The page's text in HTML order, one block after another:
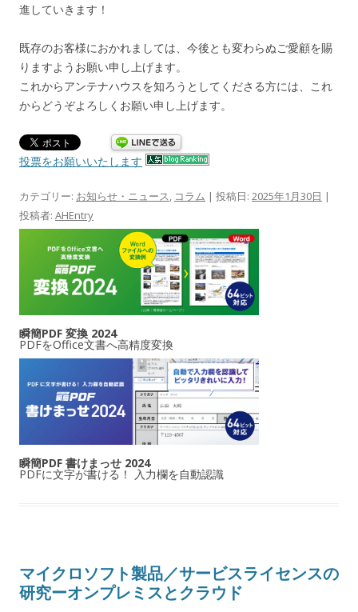
進していきます！
既存のお客様におかれましては、今後とも変わらぬご愛顧を賜
りますようお願い申し上げます。
これからアンテナハウスを知ろうとしてくださる方には、これ
からどうぞよろしくお願い申し上げます。
投票をお願いいたします
カテゴリー: お知らせ・ニュース, コラム | 投稿日: 2025年1月30日 |
投稿者: AHEntry
瞬簡PDF 変換 2024
PDFをOffice文書へ高精度変換
瞬簡PDF 書けまっせ 2024
PDFに文字が書ける！ 入力欄を自動認識
マイクロソフト製品／サービスライセンスの
研究ーオンプレミスとクラウド